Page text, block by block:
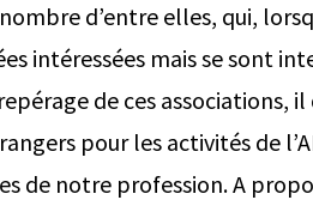
d’entre elles, qui,
intéressées mais se sont
de ces associations,
pour les activités de
de notre profession. A